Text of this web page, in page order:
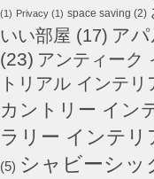
(1) Privacy (1) space saving (2)
いい部屋 (17) ア
(23) アンティーク
トリアル インテリ
カントリー イン
ラリー インテリ
(5) シャビーシッ